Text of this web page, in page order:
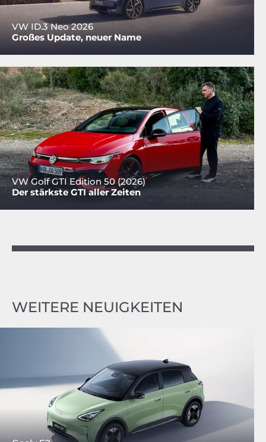
VW ID.3 Neo 2026
Großes Update, neuer Name
VW Golf GTI Edition 50 (2026)
Der stärkste GTI aller Zeiten
WEITERE NEUIGKEITEN